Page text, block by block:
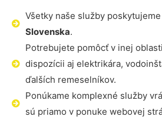
Všetky naše služby
Slovenska.
Potrebujete pomôcť v inej
dispozícii aj elektrikára,
ďalších remeselníkov.
Ponúkame komplexné služby
sú priamo v ponuke webovej